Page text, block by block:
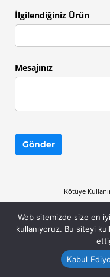
İlgilendiğiniz Ürün
Mesajınız
Gönder
Kötüye
Cognito
Web sitemizde size en
kullanıyoruz. Bu siteyi
Kabul
Bize Ulaşın!